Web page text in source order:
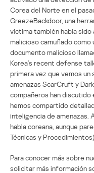
Corea del Norte en el
GreezeBackdoor, una
víctima también había sido
malicioso camuflado
documento malicioso
Korea’s recent defense
primera vez que vemos
amenazas ScarCruft y
compañeros han discutido
hemos compartido
inteligencia de amenazas.
habla coreana, aunque
Técnicas y Procedimientos).
Para conocer más sobre
solicitar más información